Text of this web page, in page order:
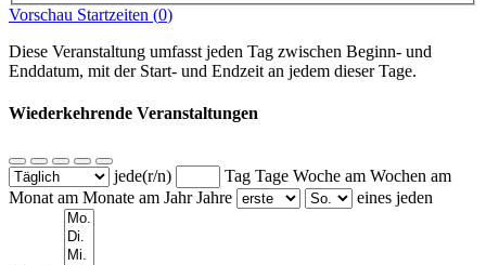
Vorschau Startzeiten (0)
Diese Veranstaltung umfasst jeden Tag zwischen Beginn- und
Enddatum, mit der Start- und Endzeit an jedem dieser Tage.
Wiederkehrende Veranstaltungen
jede(r/n) Tag Tage Woche am Wochen am
Monat am Monate am Jahr Jahre eines jeden
Wochentage